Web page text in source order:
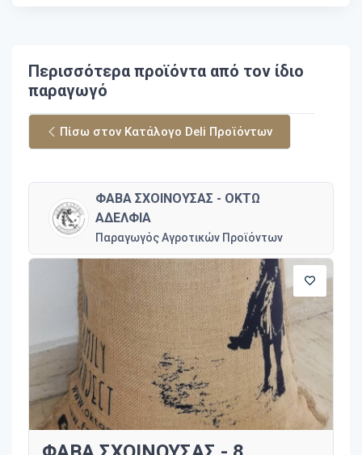
Περισσότερα προϊόντα από τον ίδιο
παραγωγό
Πίσω στον Κατάλογο Deli Προϊόντων
ΦΑΒΑ ΣΧΟΙΝΟΥΣΑΣ - ΟΚΤΩ
ΑΔΕΛΦΙΑ
Παραγωγός Αγροτικών Προϊόντων